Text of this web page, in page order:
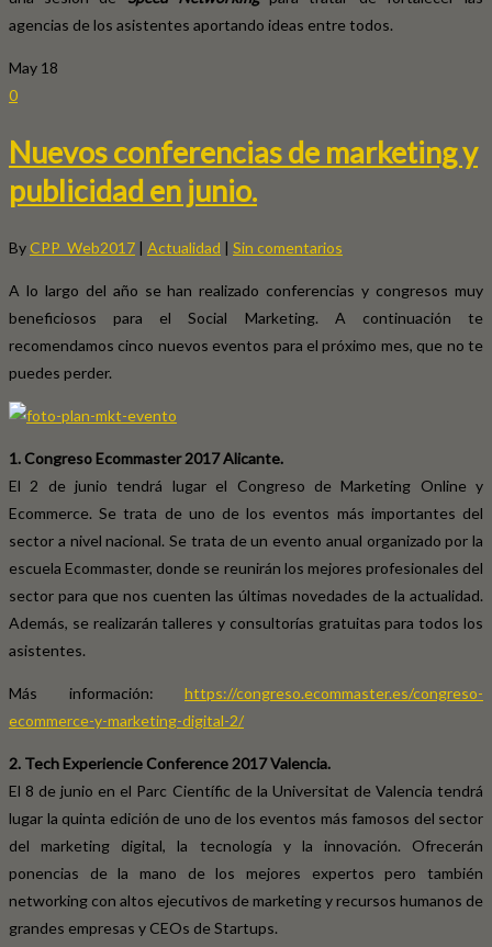
agencias de los asistentes aportando ideas entre todos.
May 18
0
Nuevos conferencias de marketing y
publicidad en junio.
ByCPP_Web2017 Actualidad Sin comentarios
A lo largo del año se han realizado conferencias y congresos muy
beneficiosos para el Social Marketing. A continuación te
recomendamos cinco nuevos eventos para el próximo mes, que no te
puedes perder.
1. Congreso Ecommaster 2017 Alicante.
El 2 de junio tendrá lugar el Congreso de Marketing Online y
Ecommerce. Se trata de uno de los eventos más importantes del
sector a nivel nacional. Se trata de un evento anual organizado por la
escuela Ecommaster, donde se reunirán los mejores profesionales del
sector para que nos cuenten las últimas novedades de la actualidad.
Además, se realizarán talleres y consultorías gratuitas para todos los
asistentes.
Más información: https://congreso.ecommaster.es/congreso-
ecommerce-y-marketing-digital-2/
2. Tech Experiencie Conference 2017 Valencia.
El 8 de junio en el Parc Científic de la Universitat de Valencia tendrá
lugar la quinta edición de uno de los eventos más famosos del sector
del marketing digital, la tecnología y la innovación. Ofrecerán
ponencias de la mano de los mejores expertos pero también
networking con altos ejecutivos de marketing y recursos humanos de
grandes empresas y CEOs de Startups.